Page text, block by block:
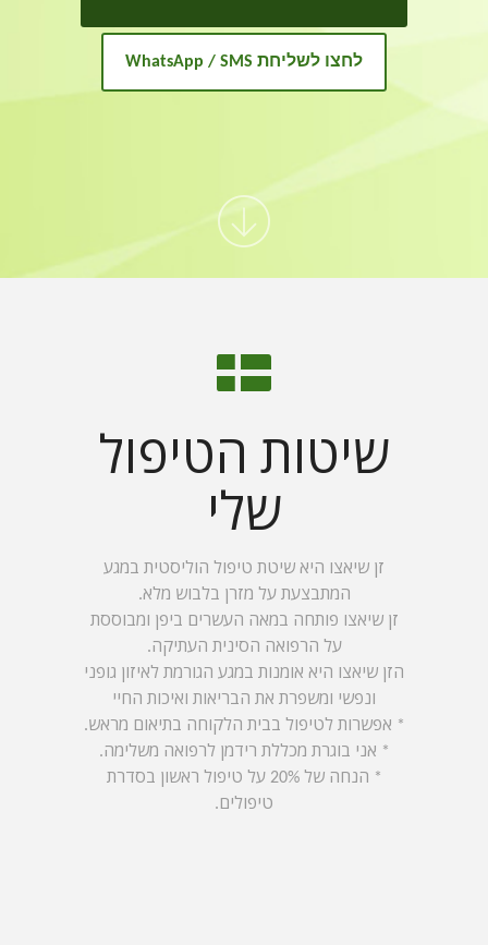
לחצו לשליחת WhatsApp / SMS
שיטות הטיפול
שלי
זן שיאצו היא שיטת טיפול הוליסטית במגע
המתבצעת על מזרן בלבוש מלא.
זן שיאצו פותחה במאה העשרים ביפן ומבוססת
על הרפואה הסינית העתיקה.
הזן שיאצו היא אומנות במגע הגורמת לאיזון גופני
ונפשי ומשפרת את הבריאות ואיכות החיי
* אפשרות לטיפול בבית הלקוחה בתיאום מראש.
* אני בוגרת מכללת רידמן לרפואה משלימה.
* הנחה של 20% על טיפול ראשון בסדרת
טיפולים.